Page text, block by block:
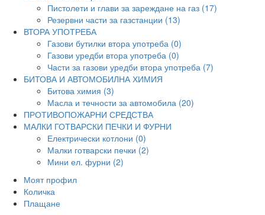
Пистолети и глави за зареждане на газ (17)
Резервни части за газстанции (13)
ВТОРА УПОТРЕБА
Газови бутилки втора употреба (0)
Газови уредби втора употреба (0)
Части за газови уредби втора употреба (7)
БИТОВА И АВТОМОБИЛНА ХИМИЯ
Битова химия (3)
Масла и течности за автомобила (20)
ПРОТИВОПОЖАРНИ СРЕДСТВА
МАЛКИ ГОТВАРСКИ ПЕЧКИ И ФУРНИ
Електрически котлони (0)
Малки готварски печки (2)
Мини ел. фурни (2)
Моят профил
Количка
Плащане